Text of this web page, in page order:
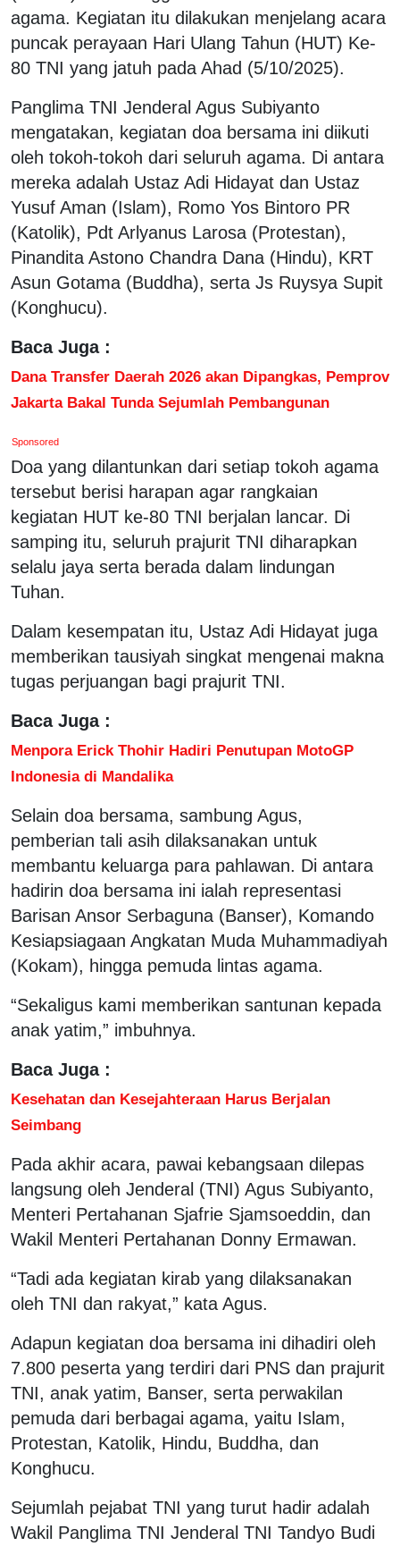
agama. Kegiatan itu dilakukan menjelang acara
puncak perayaan Hari Ulang Tahun (HUT) Ke-
80 TNI yang jatuh pada Ahad (5/10/2025).
Panglima TNI Jenderal Agus Subiyanto
mengatakan, kegiatan doa bersama ini diikuti
oleh tokoh-tokoh dari seluruh agama. Di antara
mereka adalah Ustaz Adi Hidayat dan Ustaz
Yusuf Aman (Islam), Romo Yos Bintoro PR
(Katolik), Pdt Arlyanus Larosa (Protestan),
Pinandita Astono Chandra Dana (Hindu), KRT
Asun Gotama (Buddha), serta Js Ruysya Supit
(Konghucu).
Baca Juga :
Dana Transfer Daerah 2026 akan Dipangkas, Pemprov
Jakarta Bakal Tunda Sejumlah Pembangunan
Sponsored
Doa yang dilantunkan dari setiap tokoh agama
tersebut berisi harapan agar rangkaian
kegiatan HUT ke-80 TNI berjalan lancar. Di
samping itu, seluruh prajurit TNI diharapkan
selalu jaya serta berada dalam lindungan
Tuhan.
Dalam kesempatan itu, Ustaz Adi Hidayat juga
memberikan tausiyah singkat mengenai makna
tugas perjuangan bagi prajurit TNI.
Baca Juga :
Menpora Erick Thohir Hadiri Penutupan MotoGP
Indonesia di Mandalika
Selain doa bersama, sambung Agus,
pemberian tali asih dilaksanakan untuk
membantu keluarga para pahlawan. Di antara
hadirin doa bersama ini ialah representasi
Barisan Ansor Serbaguna (Banser), Komando
Kesiapsiagaan Angkatan Muda Muhammadiyah
(Kokam), hingga pemuda lintas agama.
“Sekaligus kami memberikan santunan kepada
anak yatim,” imbuhnya.
Baca Juga :
Kesehatan dan Kesejahteraan Harus Berjalan
Seimbang
Pada akhir acara, pawai kebangsaan dilepas
langsung oleh Jenderal (TNI) Agus Subiyanto,
Menteri Pertahanan Sjafrie Sjamsoeddin, dan
Wakil Menteri Pertahanan Donny Ermawan.
“Tadi ada kegiatan kirab yang dilaksanakan
oleh TNI dan rakyat,” kata Agus.
Adapun kegiatan doa bersama ini dihadiri oleh
7.800 peserta yang terdiri dari PNS dan prajurit
TNI, anak yatim, Banser, serta perwakilan
pemuda dari berbagai agama, yaitu Islam,
Protestan, Katolik, Hindu, Buddha, dan
Konghucu.
Sejumlah pejabat TNI yang turut hadir adalah
Wakil Panglima TNI Jenderal TNI Tandyo Budi